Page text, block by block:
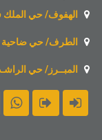
الهفوف/ حي الملك
الطرف/ حي ضاحية
المبــرز/ حي